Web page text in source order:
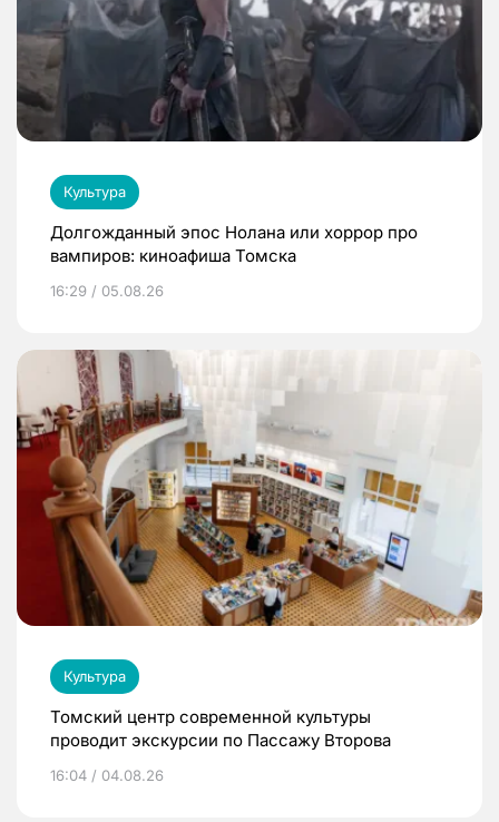
Культура
Долгожданный эпос Нолана или хоррор про
вампиров: киноафиша Томска
16:29 / 05.08.26
Культура
Томский центр современной культуры
проводит экскурсии по Пассажу Второва
16:04 / 04.08.26